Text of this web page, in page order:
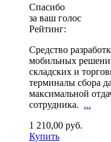
Спасибо
за ваш голос
Рейтинг:
Средство
мобильных
складских и
терминалы сбора
максимальной
сотрудника. ...
1 210,00 руб.
Купить